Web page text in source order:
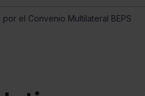
el Convenio Multilateral BEPS